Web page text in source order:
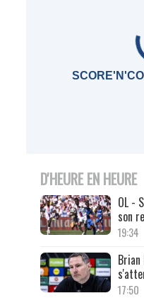
D'HEURE EN HEURE
OL -
son
19:34
17:50